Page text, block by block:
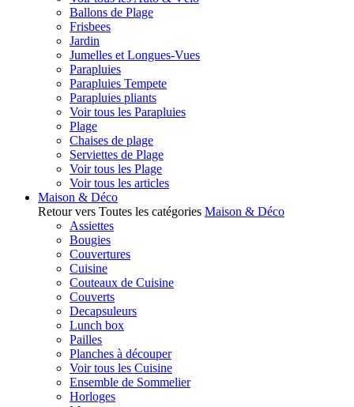
Ballons de Plage
Frisbees
Jardin
Jumelles et Longues-Vues
Parapluies
Parapluies Tempete
Parapluies pliants
Voir tous les Parapluies
Plage
Chaises de plage
Serviettes de Plage
Voir tous les Plage
Voir tous les articles
Maison & Déco
Retour vers Toutes les catégories Maison & Déco
Assiettes
Bougies
Couvertures
Cuisine
Couteaux de Cuisine
Couverts
Decapsuleurs
Lunch box
Pailles
Planches à découper
Voir tous les Cuisine
Ensemble de Sommelier
Horloges